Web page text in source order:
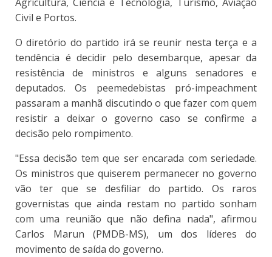
Civil e Portos.
O diretório do partido irá se reunir nesta terça e a
tendência é decidir pelo desembarque, apesar da
resistência de ministros e alguns senadores e
deputados. Os peemedebistas pró-impeachment
passaram a manhã discutindo o que fazer com quem
resistir a deixar o governo caso se confirme a
decisão pelo rompimento.
"Essa decisão tem que ser encarada com seriedade.
Os ministros que quiserem permanecer no governo
vão ter que se desfiliar do partido. Os raros
governistas que ainda restam no partido sonham
com uma reunião que não defina nada", afirmou
Carlos Marun (PMDB-MS), um dos líderes do
movimento de saída do governo.